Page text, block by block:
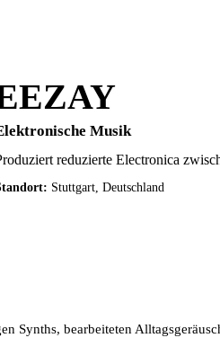
Musik
reduzierte Electronica
Stuttgart, Deutschland
Synths, bearbeiteten